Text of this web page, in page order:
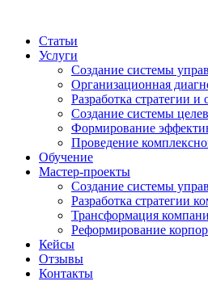
Статьи
Услуги
Создание системы
Организационная
Разработка стратегии и
Создание системы
Формирование
Проведение
Обучение
Мастер-проекты
Создание системы
Разработка стратегии
Трансформация
Реформирование
Кейсы
Отзывы
Контакты